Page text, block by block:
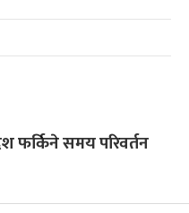
फर्किने समय परिवर्तन